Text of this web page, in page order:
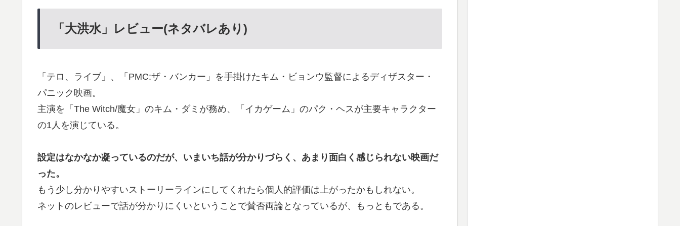
「大洪水」レビュー(ネタバレあり)
「テロ、ライブ」、「PMC:ザ・バンカー」を手掛けたキム・ビョンウ監督によるディザスター・
パニック映画。
主演を「The Witch/魔女」のキム・ダミが務め、「イカゲーム」のパク・ヘスが主要キャラクター
の1人を演じている。
設定はなかなか凝っているのだが、いまいち話が分かりづらく、あまり面白く感じられない映画だ
った。
もう少し分かりやすいストーリーラインにしてくれたら個人的評価は上がったかもしれない。
ネットのレビューで話が分かりにくいということで賛否両論となっているが、もっともである。